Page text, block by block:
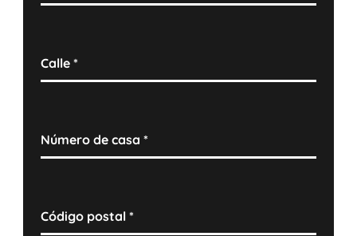
Calle*
Número de casa*
Código postal*